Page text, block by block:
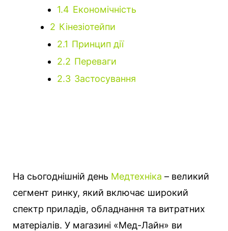
1.4 Економічність
2 Кінезіотейпи
2.1 Принцип дії
2.2 Переваги
2.3 Застосування
На сьогоднішній день Медтехніка – великий
сегмент ринку, який включає широкий
спектр приладів, обладнання та витратних
матеріалів. У магазині «Мед-Лайн» ви